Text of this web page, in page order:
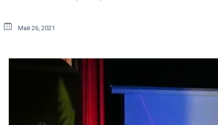
Май 26, 2021